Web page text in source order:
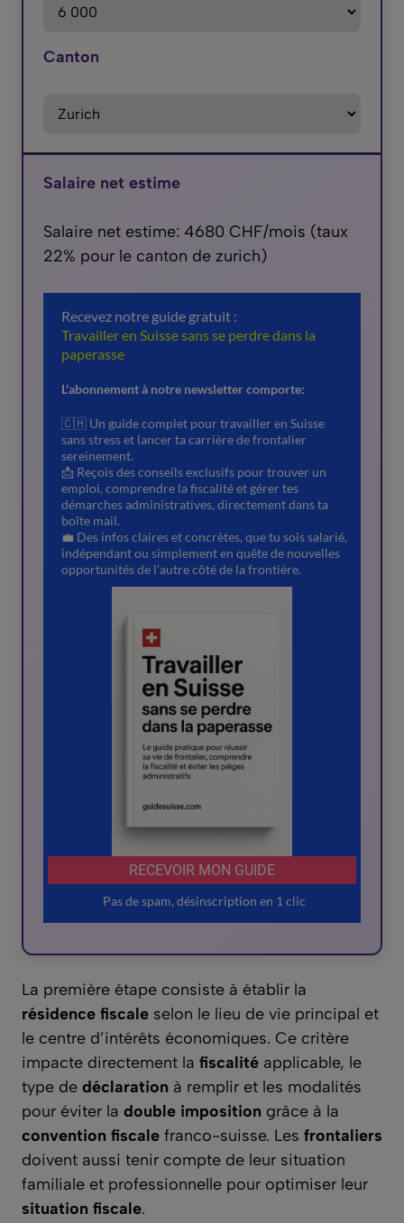
Canton
Salaire net estime
Salaire net estime: 4680 CHF/mois (taux
22% pour le canton de zurich)
La première étape consiste à établir la
résidence fiscale selon le lieu de vie principal et
le centre d’intérêts économiques. Ce critère
impacte directement la fiscalité applicable, le
type de déclaration à remplir et les modalités
pour éviter la double imposition grâce à la
convention fiscale franco-suisse. Les frontaliers
doivent aussi tenir compte de leur situation
familiale et professionnelle pour optimiser leur
situation fiscale.